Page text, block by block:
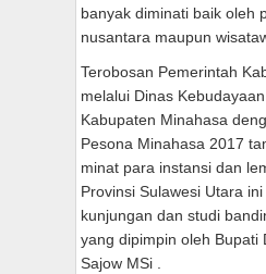
banyak diminati baik oleh
nusantara maupun
Terobosan Pemerintah
melalui Dinas
Kabupaten Minahasa
Pesona Minahasa 2017
minat para instansi dan
Provinsi Sulawesi Utara
kunjungan dan studi
yang dipimpin oleh Bupati
Sajow MSi .